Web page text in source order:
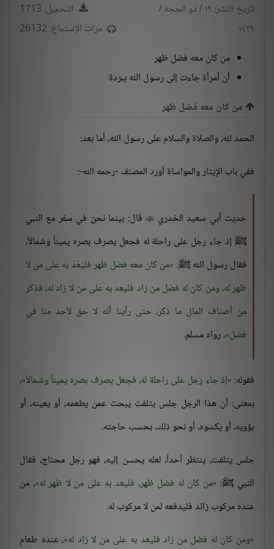
تاريخ النشر: ١٩ / ذو الحجة /
١٤٢٩
التحميل: 1713
مرات الإستماع: 26132
من كان معه فضل ظهر
أن أمرأة جاءت إلى رسول الله ببردة
من كان معه فضل ظهر
الحمد لله، والصلاة والسلام على رسول الله، أما بعد:
ففي باب الإيثار والمواساة أورد المصنف -رحمه الله-:
حديث أبي سعيد الخدري قال: بينما نحن في سفر مع النبي
ﷺ إذ جاء رجل على راحلة له فجعل يصرف بصره يميناً وشمالاً،
فقال رسول الله ﷺ: من كان معه فضل ظهر فليَعُدْ به على من لا
ظهر له، ومن كان له فضل من زاد فليعد به على من لا زاد له، فذكر
من أصناف المال ما ذكر، حتى رأينا أنه لا حق لأحد منا في
فضل ، رواه مسلم.
فقوله: إذ جاء رجل على راحلة له، فجعل يصرف بصره يميناً وشمالاً ،
بمعنى: أن هذا الرجل جلس يتلفت يبحث عمن يطعمه، أو يعينه، أو
يؤويه، أو يكسوه، أو نحو ذلك، بحسب حاجته.
جلس يتلفت، ينتظر أحداً، لعله يحسن إليه، فهو رجل محتاج، فقال
النبي ﷺ: من كان له فضل ظهر، فليعد به على من لا ظهر له ، من
عنده مركوب زائد فليدفعه لمن لا مركوب له.
ومن كان له فضل من زاد فليعد به على من لا زاد له ، عنده طعام